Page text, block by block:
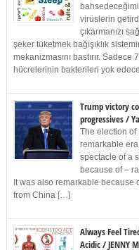
virüslerin
çıkarmanızı
şeker tüketmek bağışıklık
mekanizmasını bastırır.
hücrelerinin bakterileri yok
Trump victory
progressives /
The election of
remarkable
spectacle of a
because of –
It was also remarkable
from China […]
Always Feel
Acidic / JENNY